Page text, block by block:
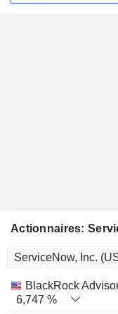
Actionnaires:
Nom Actions %
BlackRock
6,747 %